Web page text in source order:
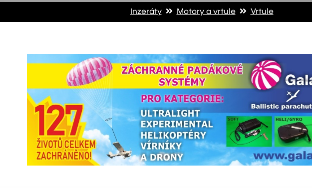
Inzeráty Motory a vrtule Vrtule